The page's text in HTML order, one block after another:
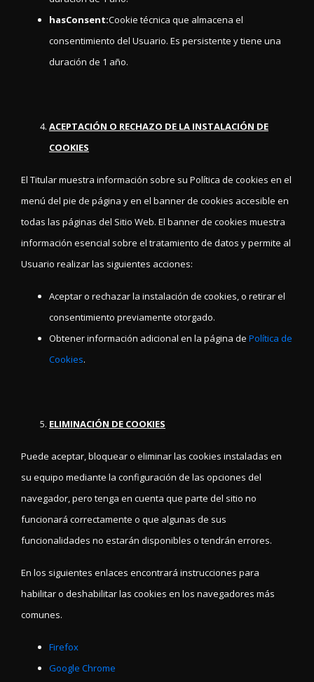
hasConsent:Cookie técnica que almacena el
consentimiento del Usuario. Es persistente y tiene una
duración de 1 año.
ACEPTACIÓN O RECHAZO DE LA INSTALACIÓN DE
COOKIES
El Titular muestra información sobre su Política de cookies en el
menú del pie de página y en el banner de cookies accesible en
todas las páginas del Sitio Web. El banner de cookies muestra
información esencial sobre el tratamiento de datos y permite al
Usuario realizar las siguientes acciones:
Aceptar o rechazar la instalación de cookies, o retirar el
consentimiento previamente otorgado.
Obtener información adicional en la página de Política de
Cookies.
ELIMINACIÓN DE COOKIES
Puede aceptar, bloquear o eliminar las cookies instaladas en
su equipo mediante la configuración de las opciones del
navegador, pero tenga en cuenta que parte del sitio no
funcionará correctamente o que algunas de sus
funcionalidades no estarán disponibles o tendrán errores.
En los siguientes enlaces encontrará instrucciones para
habilitar o deshabilitar las cookies en los navegadores más
comunes.
Firefox
Google Chrome